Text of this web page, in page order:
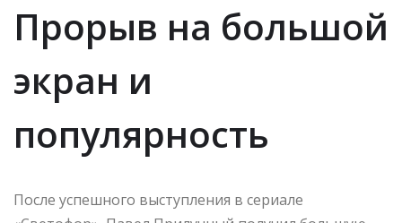
Прорыв на большой
экран и
популярность
После успешного выступления в сериале